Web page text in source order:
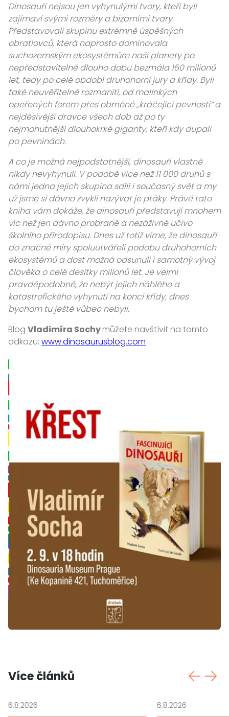
Dinosauři nejsou jen vyhynulými tvory, kteří byli
zajímaví svými rozměry a bizarními tvary.
Představovali skupinu extrémně úspěšných
obratlovců, která naprosto dominovala
suchozemským ekosystémům naší planety po
nepředstavitelně dlouho dobu bezmála 150 milionů
let, tedy po celé období druhohorní jury a křídy. Byli
také neuvěřitelně rozmanití, od malinkých
opeřených forem přes obrněné „kráčející pevnosti“ a
nejděsivější dravce všech dob až po ty
nejmohutnější dlouhokrké giganty, kteří kdy dupali
po pevninách.
A co je možná nejpodstatnější, dinosauři vlastně
nikdy nevyhynuli. V podobě více než 11 000 druhů s
námi jedna jejich skupina sdílí i současný svět a my
už jsme si dávno zvykli nazývat je ptáky. Právě tato
kniha vám dokáže, že dinosauři představují mnohem
víc než jen dávno probrané a nezáživné učivo
školního přírodopisu. Dnes už totiž víme, že dinosauři
do značné míry spoluutvářeli podobu druhohorních
ekosystémů a dost možná odsunuli i samotný vývoj
člověka o celé desítky milionů let. Je velmi
pravděpodobné, že nebýt jejich náhlého a
katastrofického vyhynutí na konci křídy, dnes
bychom tu ještě vůbec nebyli.
Blog Vladimíra Sochymůžete navštívit na tomto
odkazu: www.dinosaurusblog.com
Více článků
6.8.2026 6.8.2026